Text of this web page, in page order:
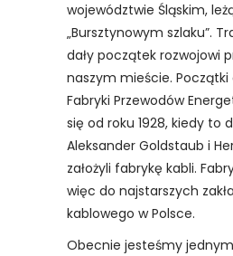
województwie Śląskim,
„Bursztynowym szlaku”.
dały początek rozwojowi
naszym mieście. Początki
Fabryki Przewodów
się od roku 1928, kiedy to
Aleksander Goldstaub i
założyli fabrykę kabli.
więc do najstarszych
kablowego w Polsce.
Obecnie jesteśmy